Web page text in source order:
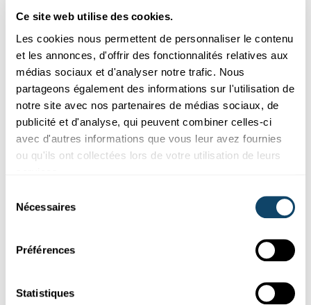
Ce site web utilise des cookies.
Les cookies nous permettent de personnaliser le contenu
et les annonces, d'offrir des fonctionnalités relatives aux
médias sociaux et d'analyser notre trafic. Nous
partageons également des informations sur l'utilisation de
notre site avec nos partenaires de médias sociaux, de
publicité et d'analyse, qui peuvent combiner celles-ci
avec d'autres informations que vous leur avez fournies
ou qu'ils ont collectées lors de votre utilisation de leurs
Nécessaires
Préférences
Statistiques
FNR
La médaille Vening Meinesz décernée à Tonie
Le professeur d'université Tonie Van Dam a été honorée par
l'Union européenne des géosciences pour son travail de